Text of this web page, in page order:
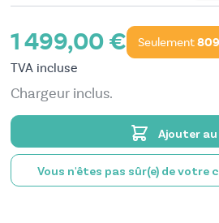
1 499,00 € Seulement
TVA incluse
Chargeur inclus.
Ajouter
Vous n'êtes pas sûr(e) de votre